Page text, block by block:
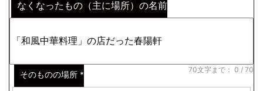
なくなったもの（主に場所）の名前
70文字まで： 0 / 70
そのものの場所 *